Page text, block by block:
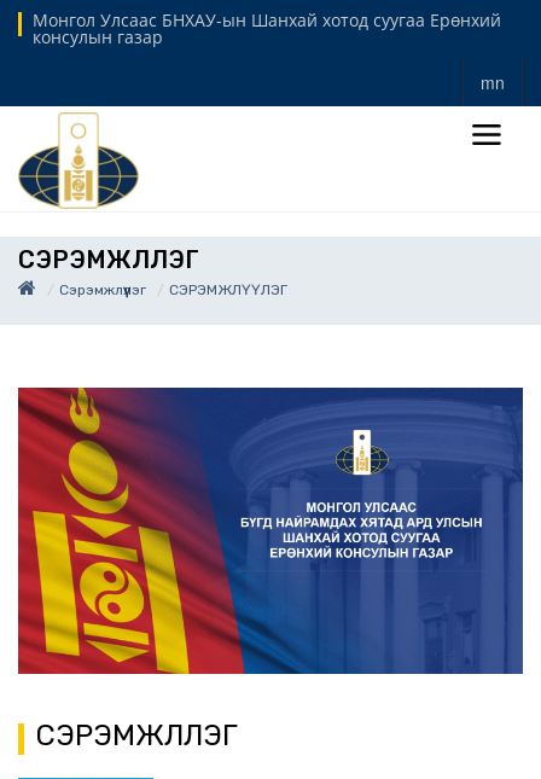
Монгол Улсаас БНХАУ-ын Шанхай хотод суугаа Ерөнхий
консулын газар
mn
СЭРЭМЖЛҮҮЛЭГ
Сэрэмжлүүлэг СЭРЭМЖЛҮҮЛЭГ
СЭРЭМЖЛҮҮЛЭГ